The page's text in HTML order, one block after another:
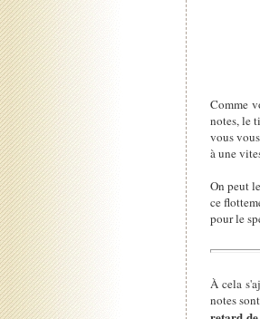
Comme
notes, le
vous
à une
On peut
ce
pour le
À cela
notes